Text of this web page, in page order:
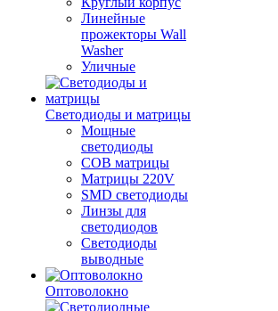
Линейные
прожекторы Wall
Washer
Уличные
Светодиоды и матрицы
Мощные
светодиоды
COB матрицы
Матрицы 220V
SMD светодиоды
Линзы для
светодиодов
Светодиоды
выводные
Оптоволокно